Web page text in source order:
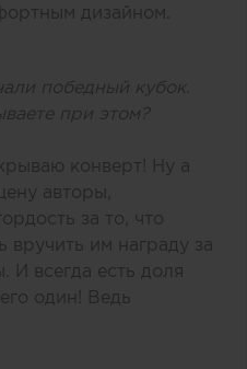
дизайном.
победный кубок.
при этом?
конверт! Ну а
авторы,
за то, что
вручить им награду за
И всегда есть доля
один! Ведь